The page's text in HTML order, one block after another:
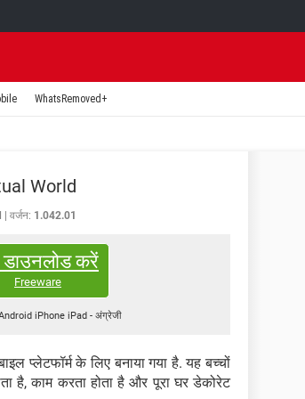
WhatsRemoved+
World
वर्जन: 1.042.01
डाउनलोड करें
Freeware
iPhone iPad - अंग्रेजी
प्लेटफॉर्म के लिए बनाया गया है. यह बच्चों
है, काम करता होता है और पूरा घर डेकोरेट